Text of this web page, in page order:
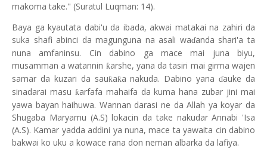
makoma take." (Suratul Luqman: 14).
Baya ga kyautata dabi'u da ibada, akwai matakai na zahiri da
suka shafi abinci da magunguna na asali waɗanda shari'a ta
nuna amfaninsu. Cin dabino ga mace mai juna biyu,
musamman a watannin ƙarshe, yana da tasiri mai girma wajen
samar da kuzari da sauƙaƙa nakuda. Dabino yanaɗauke da
sinadarai masu ƙarfafa mahaifa da kuma hana zubar jini mai
yawa bayan haihuwa. Wannan darasi ne da Allah ya koyar da
Shugaba Maryamu (A.S) lokacin da take nakudar Annabi 'Isa
(A.S). Kamar yadda addini ya nuna, mace ta yawaita cin dabino
bakwai ko uku a kowace rana don neman albarka da lafiya.